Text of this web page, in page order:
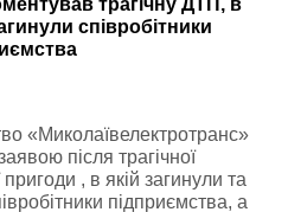
трагічну ДТП, в
співробітники
«Миколаївелектротранс»
після трагічної
, в якій загинули та
підприємства, а